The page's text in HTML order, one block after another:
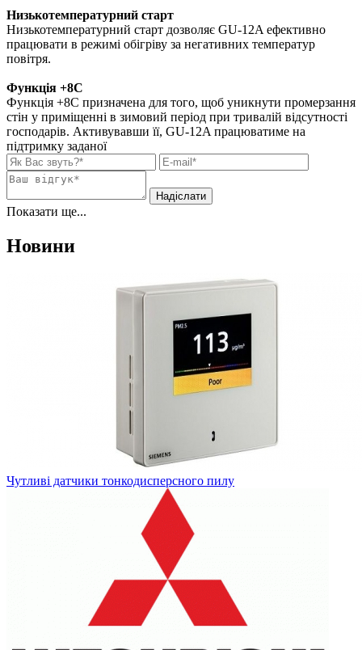
Низькотемпературний старт
Низькотемпературний старт дозволяє GU-12A ефективно
працювати в режимі обігріву за негативних температур
повітря.
Функція +8С
Функція +8С призначена для того, щоб уникнути промерзання
стін у приміщенні в зимовий період при тривалій відсутності
господарів. Активувавши її, GU-12A працюватиме на
підтримку заданої
Показати ще...
Новини
Чутливі датчики тонкодисперсного пилу